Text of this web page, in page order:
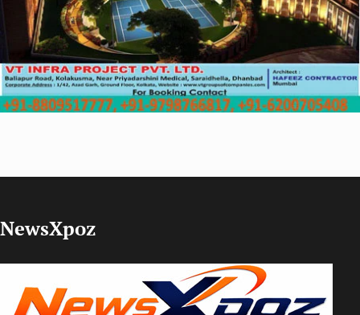
NewsXpoz